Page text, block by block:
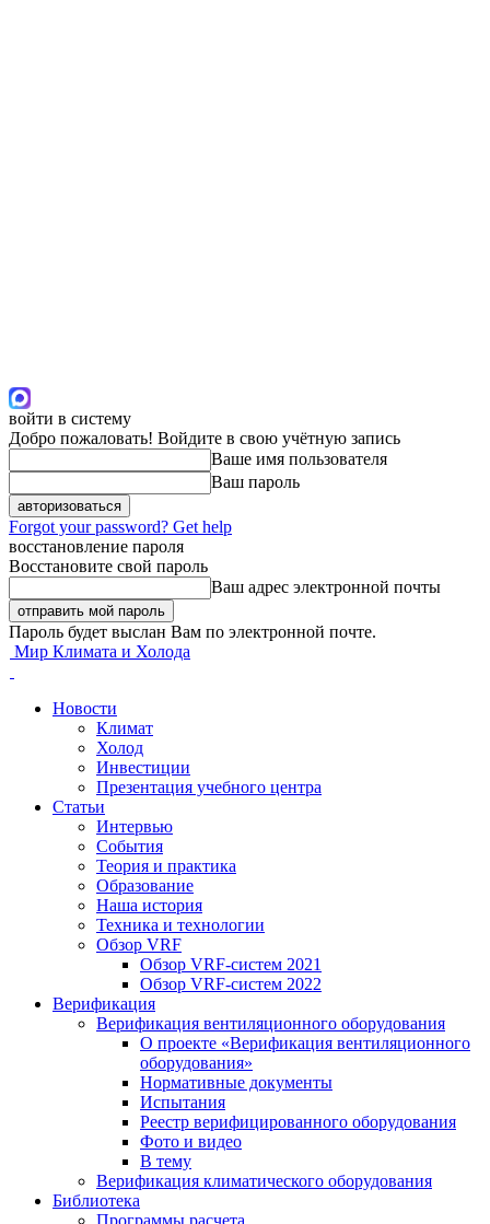
войти в систему
Добро пожаловать! Войдите в свою учётную запись
Ваше имя пользователя
Ваш пароль
Forgot your password? Get help
восстановление пароля
Восстановите свой пароль
Ваш адрес электронной почты
Пароль будет выслан Вам по электронной почте.
Мир Климата и Холода
Новости
Климат
Холод
Инвестиции
Презентация учебного центра
Статьи
Интервью
События
Теория и практика
Образование
Наша история
Техника и технологии
Обзор VRF
Обзор VRF-систем 2021
Обзор VRF-систем 2022
Верификация
Верификация вентиляционного оборудования
О проекте «Верификация вентиляционного
оборудования»
Нормативные документы
Испытания
Реестр верифицированного оборудования
Фото и видео
В тему
Верификация климатического оборудования
Библиотека
Программы расчета